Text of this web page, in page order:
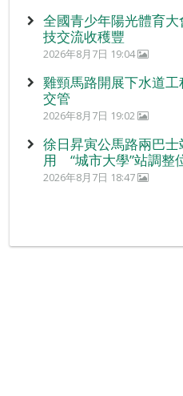
全國青少年陽光體育
技交流收穫豐
2026年8月7日 19:04
雞頸馬路開展下水道
交管
2026年8月7日 19:02
徐日昇寅公馬路兩巴
用 “城市大學”站調
2026年8月7日 18:47